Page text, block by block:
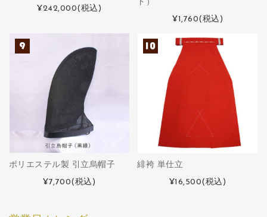
¥242,000(税込)
ド）
¥1,760(税込)
ポリエステル製 引立烏帽子
¥7,700(税込)
緋袴 単仕立
¥16,500(税込)